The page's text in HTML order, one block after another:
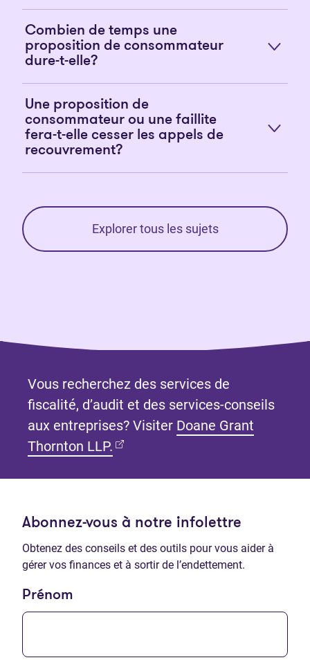
Combien de temps une
proposition de consommateur
dure-t-elle?
Une proposition de
consommateur ou une faillite
fera-t-elle cesser les appels de
recouvrement?
Explorer tous les sujets
Vous recherchez des services de
fiscalité, d’audit et des services-conseils
aux entreprises? Visiter Doane Grant
Thornton LLP. (Ouvre dans un nouvel onglet)
Abonnez-vous à notre infolettre
Obtenez des conseils et des outils pour vous aider à
gérer vos finances et à sortir de l’endettement.
Prénom